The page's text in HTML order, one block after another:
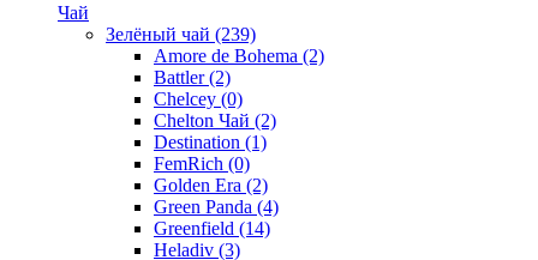
Чай
Зелёный чай (239)
Amore de Bohema (2)
Battler(2)
Chelcey (0)
Chelton Чай (2)
Destination (1)
FemRich (0)
Golden Era (2)
Green Panda (4)
Greenfield (14)
Heladiv (3)